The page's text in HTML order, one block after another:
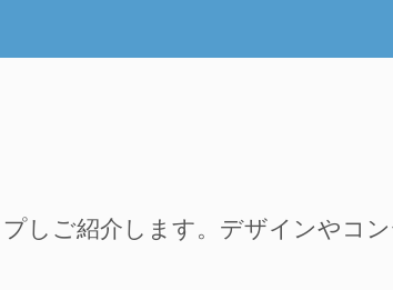
しご紹介します。デザインやコ